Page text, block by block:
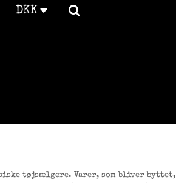
DKK
tøjsælgere. Varer, som bliver byttet,